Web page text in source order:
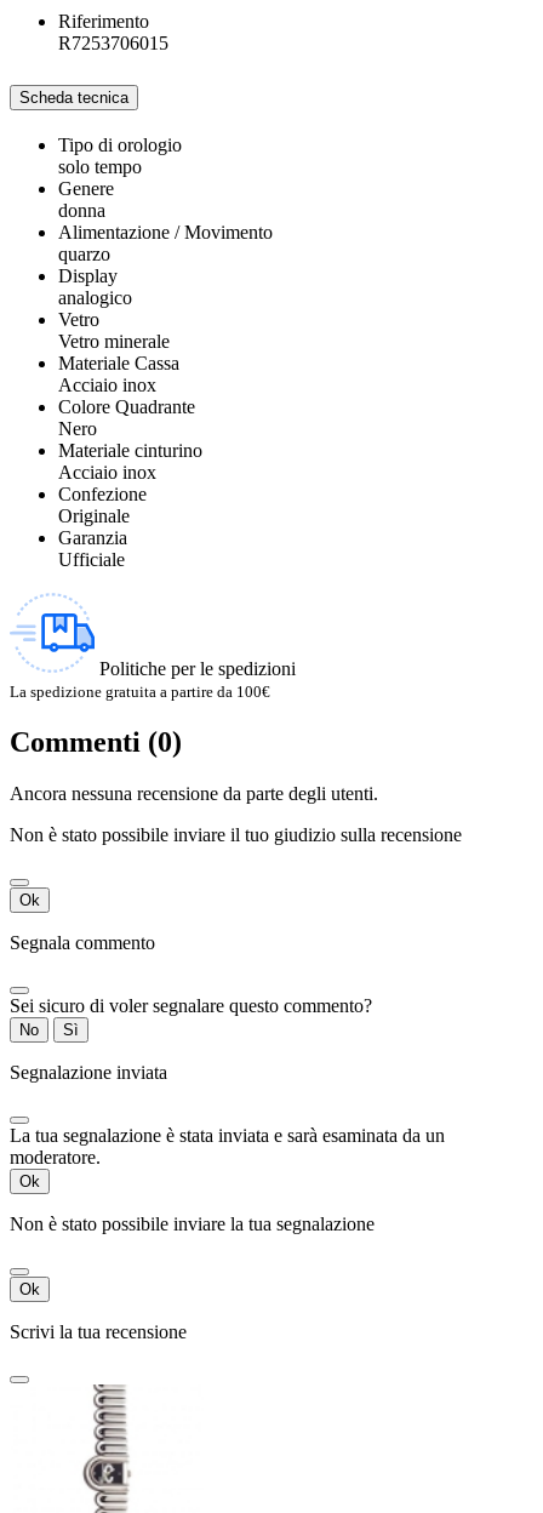
Riferimento
R7253706015
Scheda tecnica
Tipo di orologio
solo tempo
Genere
donna
Alimentazione / Movimento
quarzo
Display
analogico
Vetro
Vetro minerale
Materiale Cassa
Acciaio inox
Colore Quadrante
Nero
Materiale cinturino
Acciaio inox
Confezione
Originale
Garanzia
Ufficiale
Politiche per le spedizioni
La spedizione gratuita a partire da 100€
Commenti (0)
Ancora nessuna recensione da parte degli utenti.
Non è stato possibile inviare il tuo giudizio sulla recensione
Ok
Segnala commento
Sei sicuro di voler segnalare questo commento?
No Sì
Segnalazione inviata
La tua segnalazione è stata inviata e sarà esaminata da un
moderatore.
Ok
Non è stato possibile inviare la tua segnalazione
Ok
Scrivi la tua recensione